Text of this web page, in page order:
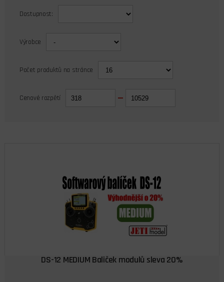
Dostupnost:
Výrobce
Počet produktů na stránce
Cenové rozpětí
DS-12 MEDIUM Baliček modulů sleva 20%